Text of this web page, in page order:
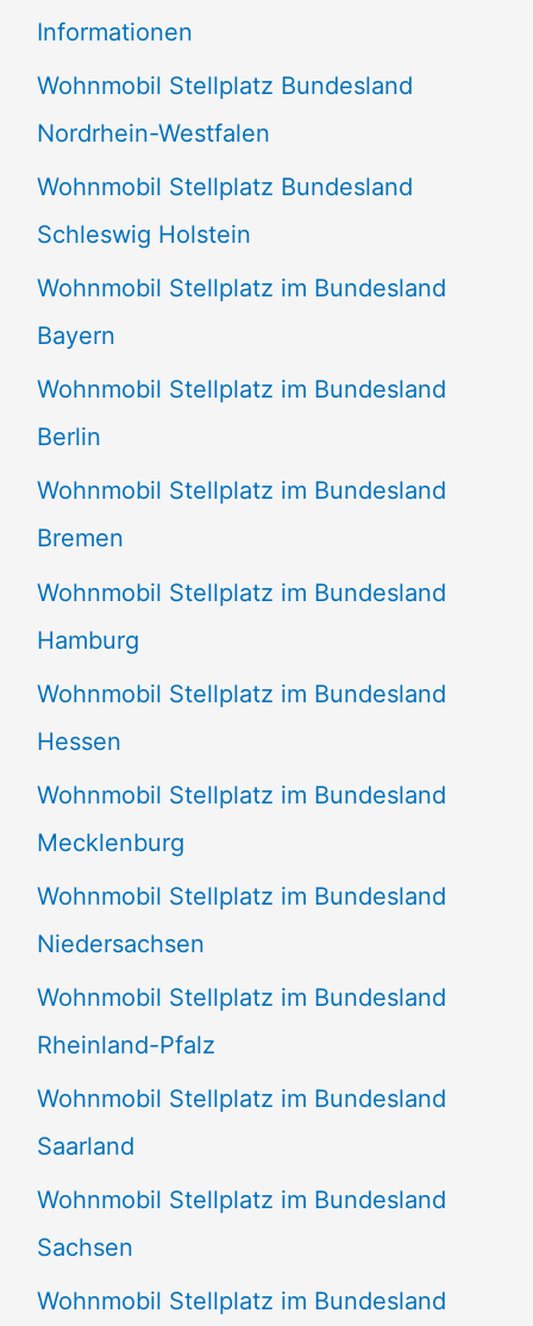
n
n
a
c
h
:
Informationen
Wohnmobil Stellplatz Bundesland
Nordrhein-Westfalen
Wohnmobil Stellplatz Bundesland
Schleswig Holstein
Wohnmobil Stellplatz im Bundesland
Bayern
Wohnmobil Stellplatz im Bundesland
Berlin
Wohnmobil Stellplatz im Bundesland
Bremen
Wohnmobil Stellplatz im Bundesland
Hamburg
Wohnmobil Stellplatz im Bundesland
Hessen
Wohnmobil Stellplatz im Bundesland
Mecklenburg
Wohnmobil Stellplatz im Bundesland
Niedersachsen
Wohnmobil Stellplatz im Bundesland
Rheinland-Pfalz
Wohnmobil Stellplatz im Bundesland
Saarland
Wohnmobil Stellplatz im Bundesland
Sachsen
Wohnmobil Stellplatz im Bundesland